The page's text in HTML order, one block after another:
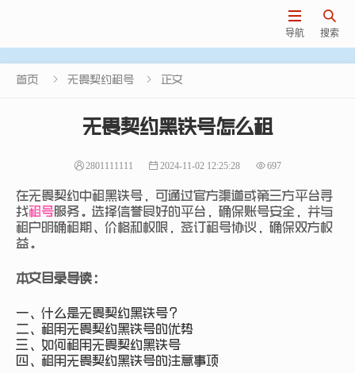

搜索

导航
首页  无畏契约租号  正文
无畏契约黑铁号怎么租
2801111111 2024-11-02 12:25:28 697
在无畏契约中租黑铁号，可通过官方渠道或第三方平台寻
找租号服务。选择信誉良好的平台，确保账号安全，并与
租户明确租期、价格和权限，签订租号协议，确保双方权
益。
本文目录导读：
一、什么是无畏契约黑铁号？
二、租用无畏契约黑铁号的优势
三、如何租用无畏契约黑铁号
四、租用无畏契约黑铁号的注意事项